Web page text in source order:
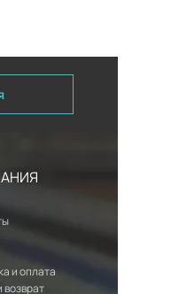
и оплата